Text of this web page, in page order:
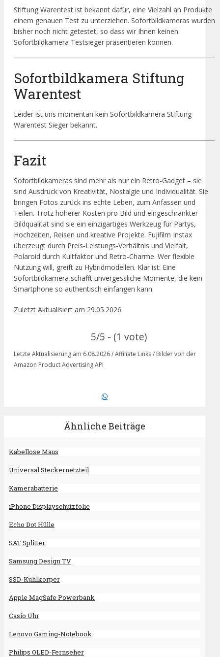
Stiftung Warentest ist bekannt dafür, eine Vielzahl an Produkte
einem genauen Test zu unterziehen. Sofortbildkameras wurden
bisher noch nicht getestet, so dass wir Ihnen keinen
Sofortbildkamera Testsieger präsentieren können.
Sofortbildkamera Stiftung
Warentest
Leider ist uns momentan kein Sofortbildkamera Stiftung
Warentest Sieger bekannt.
Fazit
Sofortbildkameras sind mehr als nur ein Retro-Gadget – sie
sind Ausdruck von Kreativität, Nostalgie und Individualität. Sie
bringen Fotos zurück ins echte Leben, zum Anfassen und
Teilen. Trotz höherer Kosten pro Bild und eingeschränkter
Bildqualität sind sie ein einzigartiges Werkzeug für Partys,
Hochzeiten, Reisen und kreative Projekte. Fujifilm Instax
überzeugt durch Preis-Leistungs-Verhältnis und Vielfalt,
Polaroid durch Kultfaktor und Retro-Charme. Wer flexible
Nutzung will, greift zu Hybridmodellen. Klar ist: Eine
Sofortbildkamera schafft unvergessliche Momente, die kein
Smartphone so authentisch einfangen kann.
Zuletzt Aktualisiert am 29.05.2026
5/5 - (1 vote)
Letzte Aktualisierung am 6.08.2026 / Affiliate Links / Bilder von der
Amazon Product Advertising API
Ähnliche Beiträge
Kabellose Maus
Universal Steckernetzteil
Kamerabatterie
iPhone Displayschutzfolie
Echo Dot Hülle
SAT Splitter
Samsung Design TV
SSD-Kühlkörper
Apple MagSafe Powerbank
Casio Uhr
Lenovo Gaming-Notebook
Philips OLED-Fernseher